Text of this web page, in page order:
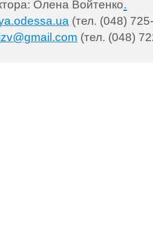
Олена Войтенко.
(тел. (048)
(тел. (048)